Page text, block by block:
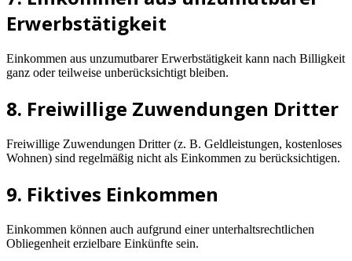
Erwerbstätigkeit
Einkommen aus unzumutbarer Erwerbstätigkeit kann nach Billigkeit
ganz oder teilweise unberücksichtigt bleiben.
8. Freiwillige Zuwendungen Dritter
Freiwillige Zuwendungen Dritter (z. B. Geldleistungen, kostenloses
Wohnen) sind regelmäßig nicht als Einkommen zu berücksichtigen.
9. Fiktives Einkommen
Einkommen können auch aufgrund einer unterhaltsrechtlichen
Obliegenheit erzielbare Einkünfte sein.